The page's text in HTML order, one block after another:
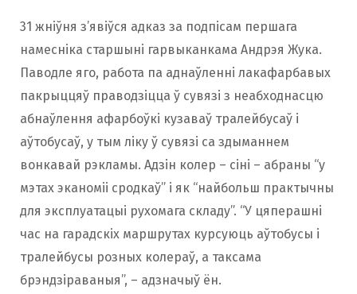
31 жніўня з’явіўся адказ за подпісам першага
намесніка старшыні гарвыканкама Андрэя Жука.
Паводле яго, работа па аднаўленні лакафарбавых
пакрыццяў праводзіцца ў сувязі з неабходнасцю
абнаўлення афарбоўкі кузаваў тралейбусаў і
аўтобусаў, у тым ліку ў сувязі са здыманнем
вонкавай рэкламы. Адзін колер – сіні – абраны “у
мэтах эканоміі сродкаў” і як “найбольш практычны
для эксплуатацыі рухомага складу”. “У цяперашні
час на гарадскіх маршрутах курсуюць аўтобусы і
тралейбусы розных колераў, а таксама
брэндзіраваныя”, – адзначыў ён.